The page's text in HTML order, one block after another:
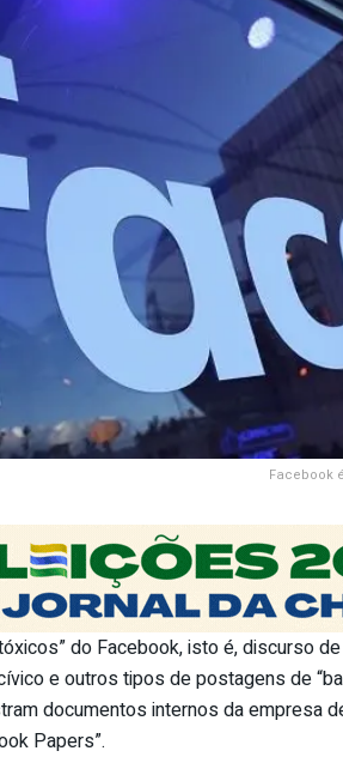
Facebook
do Facebook, isto é, discurso
e outros tipos de postagens de
documentos internos da empresa
Papers”.